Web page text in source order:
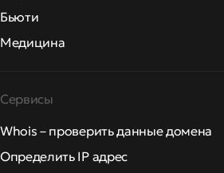
Бьюти
Медицина
Сервисы
Whois – проверить данные домена
Определить IP адрес